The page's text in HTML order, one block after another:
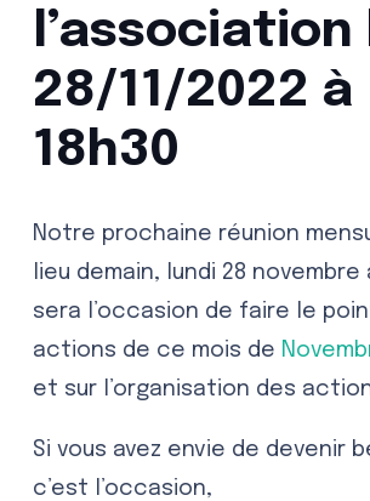
l’association
28/11/2022 à
18h30
Notre prochaine réunion
lieu demain, lundi 28 novembre
sera l’occasion de faire le
actions de ce mois de
et sur l’organisation des
Si vous avez envie de devenir
c’est l’occasion,